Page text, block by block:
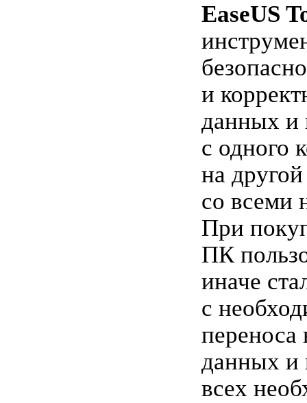
EaseUS
и
данных и
с одного
на
со всеми
При
ПК
иначе
с
данных и
всех